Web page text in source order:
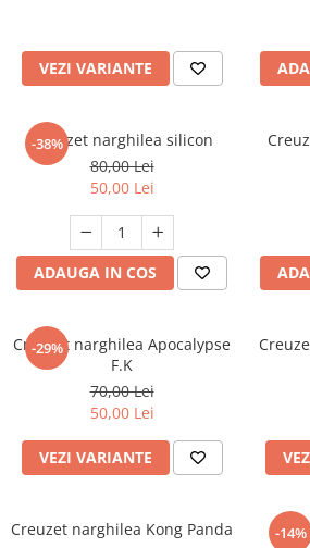
VEZI VARIANTE
-38%
Creuzet narghilea silicon
80,00 Lei
50,00 Lei
ADAUGA IN COS
-29%
Creuzet narghilea Apocalypse
F.K
70,00 Lei
50,00 Lei
VEZI VARIANTE
Creuzet narghilea Kong Panda
-14%